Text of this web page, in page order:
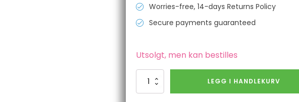
Worries-free, 14-days Returns Policy
Secure payments guaranteed
Utsolgt, men kan bestilles
Tansun
LEGG I HANDLEKURV